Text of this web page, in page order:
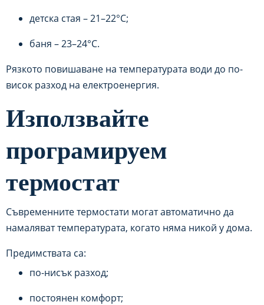
детска стая – 21–22°C;
баня – 23–24°C.
Рязкото повишаване на температурата води до по-
висок разход на електроенергия.
Използвайте
програмируем
термостат
Съвременните термостати могат автоматично да
намаляват температурата, когато няма никой у дома.
Предимствата са:
по-нисък разход;
постоянен комфорт;